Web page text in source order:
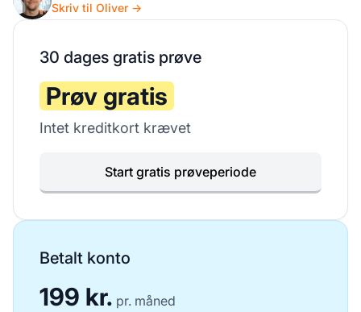
Skriv til Oliver →
30 dages gratis prøve
Prøv gratis
Intet kreditkort krævet
Start gratis prøveperiode
Betalt konto
199 kr. pr. måned